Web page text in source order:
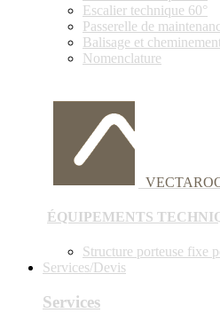
Escalier technique 60°
Passerelle de
Balisage et
Nomenclature
ÉQUIPEMENTS
Structure porteuse fixe
Services/Devis
Services